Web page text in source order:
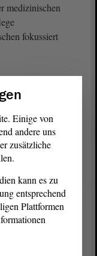
medizinischen
fokussiert
habe den
können. Ich
stehen
Einige von
andere uns
zusätzliche
kann es zu
entsprechend
Plattformen